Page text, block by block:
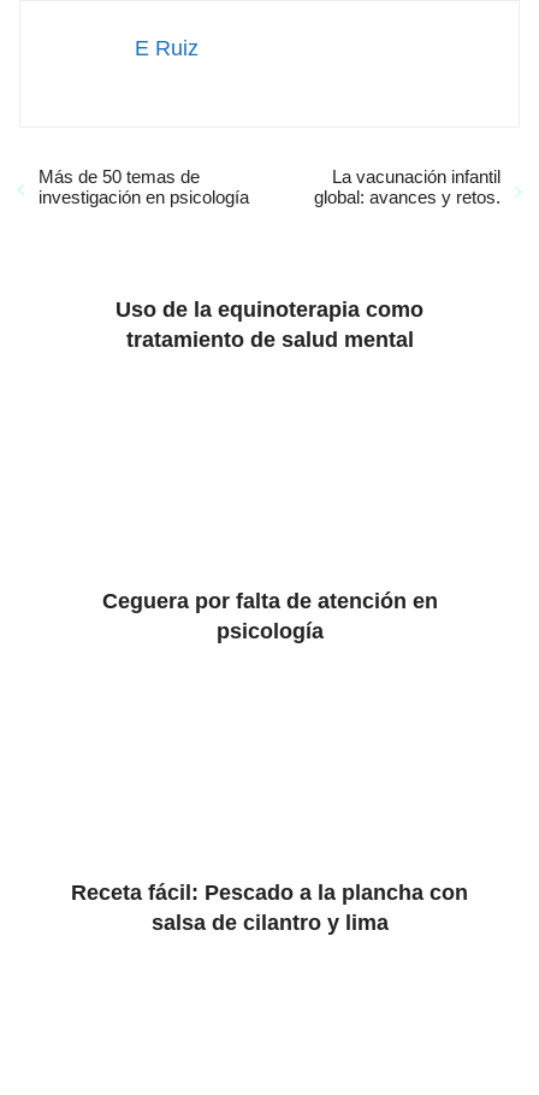
E Ruiz
Más de 50 temas de
investigación en psicología
La vacunación infantil
global: avances y retos.
Uso de la equinoterapia como
tratamiento de salud mental
Ceguera por falta de atención en
psicología
Receta fácil: Pescado a la plancha con
salsa de cilantro y lima